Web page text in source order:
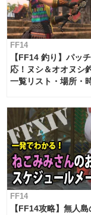
FF14
【FF14 釣り】パッ
応！ヌシ＆オオヌシ
一覧リスト・場所・
FF14
【FF14攻略】無人